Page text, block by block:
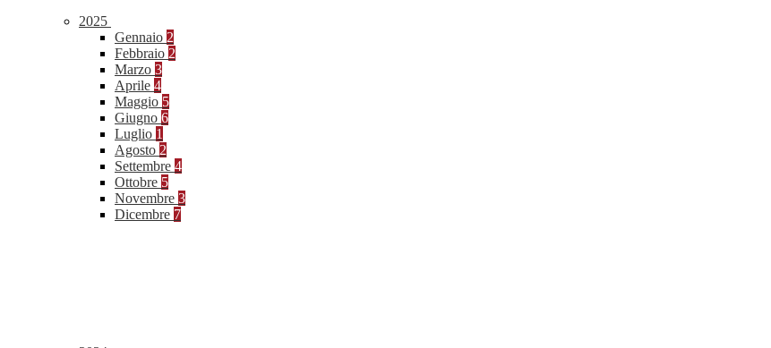
2025
Gennaio 2
Febbraio 2
Marzo 3
Aprile 4
Maggio 5
Giugno 6
Luglio 1
Agosto 2
Settembre 4
Ottobre 5
Novembre 3
Dicembre 7